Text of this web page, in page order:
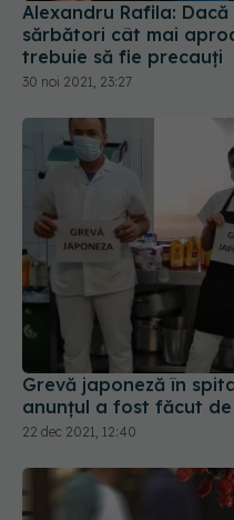
Alexandru Rafila:
sărbători cât mai
trebuie să fie precauți
30 noi 2021, 23:27
Grevă japoneză în
anunțul a fost făcut de
22 dec 2021, 12:40